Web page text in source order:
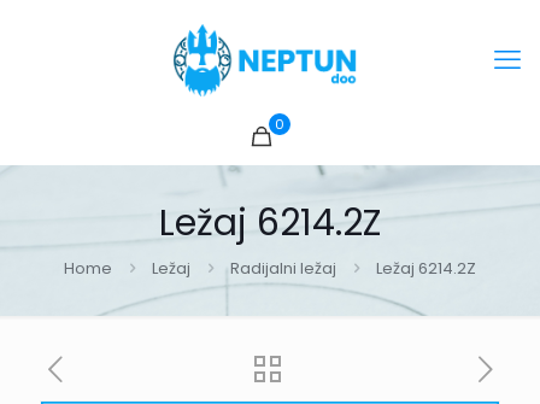
0
Ležaj 6214.2Z
Home Ležaj Radijalni ležaj Ležaj 6214.2Z